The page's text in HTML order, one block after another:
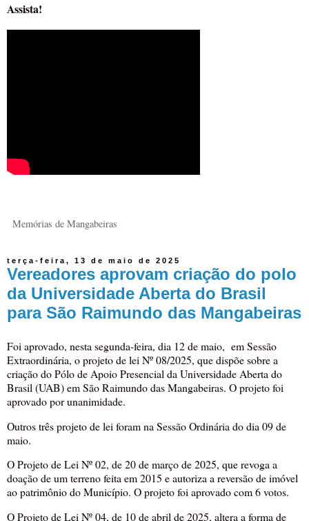
Assista!
Memórias de Mangabeiras
terça-feira, 13 de maio de 2025
Vereadores aprovam criação do polo
da Universidade Aberta do Brasil
para São Raimundo das Mangabeiras
Foi aprovado, nesta segunda-feira, dia 12 de maio, em Sessão
Extraordinária, o projeto de lei Nº 08/2025, que dispõe sobre a
criação do Pólo de Apoio Presencial da Universidade Aberta do
Brasil (UAB) em São Raimundo das Mangabeiras. O projeto foi
aprovado por unanimidade.
Outros três projeto de lei foram na Sessão Ordinária do dia 09 de
maio.
O Projeto de Lei Nº 02, de 20 de março de 2025, que revoga a
doação de um terreno feita em 2015 e autoriza a reversão de imóvel
ao patrimônio do Município. O projeto foi aprovado com 6 votos.
O Projeto de Lei Nº 04, de 10 de abril de 2025, altera a forma de